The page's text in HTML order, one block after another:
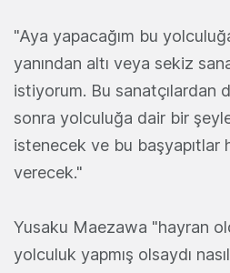
"Aya yapacağım bu
yanından altı veya sekiz
istiyorum. Bu sanatçılardan
sonra yolculuğa dair bir
istenecek ve bu başyapıtlar
verecek."
Yusaku Maezawa "hayran
yolculuk yapmış olsaydı